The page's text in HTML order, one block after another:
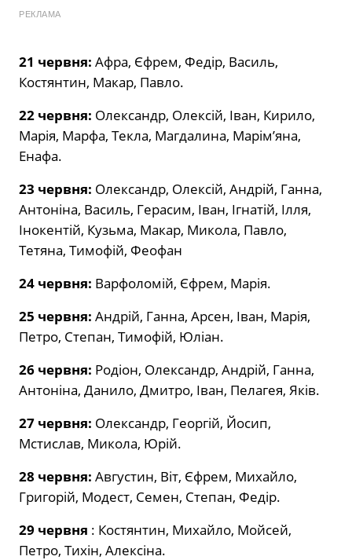
РЕКЛАМА
21 червня: Афра, Єфрем, Федір, Василь,
Костянтин, Макар, Павло.
22 червня: Олександр, Олексій, Іван, Кирило,
Марія, Марфа, Текла, Магдалина, Марім’яна,
Енафа.
23 червня: Олександр, Олексій, Андрій, Ганна,
Антоніна, Василь, Герасим, Іван, Ігнатій, Ілля,
Інокентій, Кузьма, Макар, Микола, Павло,
Тетяна, Тимофій, Феофан
24 червня: Варфоломій, Єфрем, Марія.
25 червня: Андрій, Ганна, Арсен, Іван, Марія,
Петро, Степан, Тимофій, Юліан.
26 червня: Родіон, Олександр, Андрій, Ганна,
Антоніна, Данило, Дмитро, Іван, Пелагея, Яків.
27 червня: Олександр, Георгій, Йосип,
Мстислав, Микола, Юрій.
28 червня: Августин, Віт, Єфрем, Михайло,
Григорій, Модест, Семен, Степан, Федір.
29 червня : Костянтин, Михайло, Мойсей,
Петро, Тихін, Алексіна.